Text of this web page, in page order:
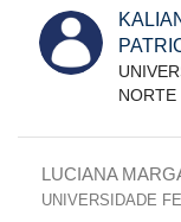
NORTE
LUCIANA
UNIVERSIDADE